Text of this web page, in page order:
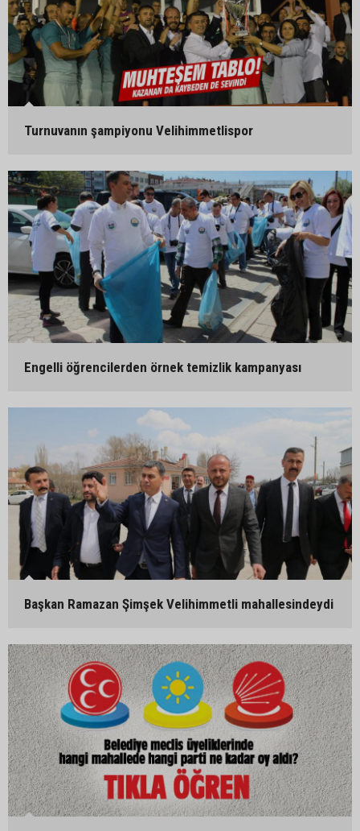
Turnuvanın şampiyonu Velihimmetlispor
Engelli öğrencilerden örnek temizlik kampanyası
Başkan Ramazan Şimşek Velihimmetli mahallesindeydi